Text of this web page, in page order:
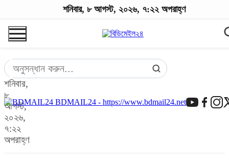
শনিবার,
৮
আগস্ট,
২০২৬,
৭:২২
অপরাহ্ণ
BDMAIL24 - https://www.bdmail24.net
শনিবার, ৮ আগস্ট, ২০২৬, ৭:২২ অপরাহ্ণ